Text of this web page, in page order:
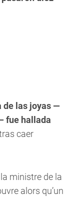
de las joyas —
fue hallada
caer
ministre de la
alors qu’un